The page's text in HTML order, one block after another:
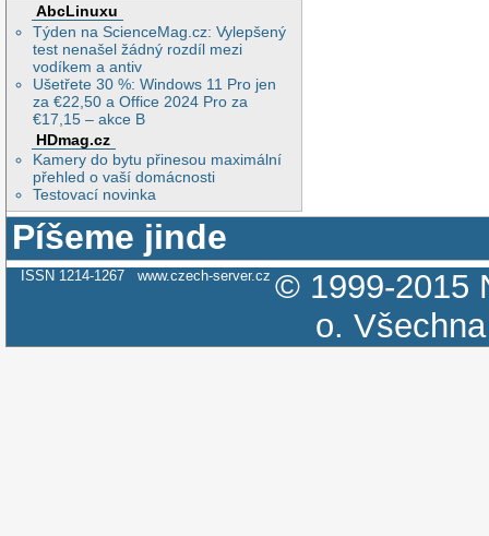
AbcLinuxu
Týden na ScienceMag.cz: Vylepšený
test nenašel žádný rozdíl mezi
vodíkem a antiv
Ušetřete 30 %: Windows 11 Pro jen
za €22,50 a Office 2024 Pro za
€17,15 – akce B
HDmag.cz
Kamery do bytu přinesou maximální
přehled o vaší domácnosti
Testovací novinka
Píšeme jinde
ISSN 1214-1267 www.czech-server.cz © 1999-2015
o.